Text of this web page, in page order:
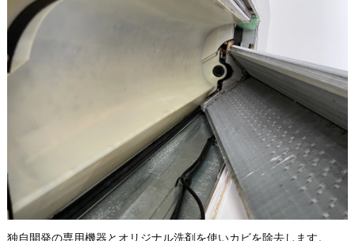
独自開発の専用機器とオリジナル洗剤を使いカビを除去します。